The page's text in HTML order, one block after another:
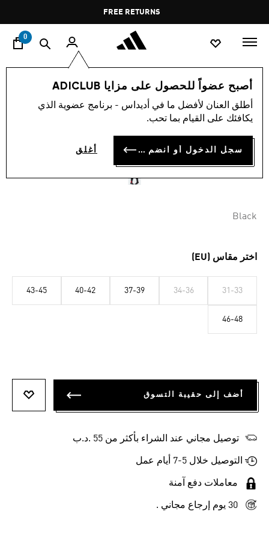
Pause
promotion
rotation
FREE RETURNS
0
أصبح عضواً للحصول على مزايا ADICLUB
أطلق العنان لأفضل ما في أديداس - برنامج عضوية الذي
يكافئك على القيام بما تحب.
سجل الدخول أو انضم الآن أغلق
الرجال اكسسوارات
جوارب مانشستر يونايتد
الأساسية لموسم 25/26
BD 9.75
Black
اختر مقاس (EU)
31-33
34-36
37-39
40-42
43-45
46-48
أضف إلى حقيبة التسوق
توصيل مجاني عند الشراء بأكثر من 55 .د.ب‎
التوصيل خلال 5-7 أيام عمل
معاملات دفع آمنة